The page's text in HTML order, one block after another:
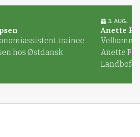
trainee
hos Østdansk
3. AUG.
Anette
Anette